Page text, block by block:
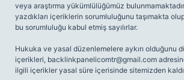
veya araştırma yükümlülüğümüz
yazdıkları içeriklerin sorumluluğunu taşımakta
bu sorumluluğu kabul etmiş sayılırlar.
Hukuka ve yasal düzenlemelere aykırı olduğunu
içerikleri, backlinkpanelicomtr@gmail.com
ilgili içerikler yasal süre içerisinde sitemizden